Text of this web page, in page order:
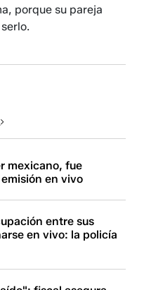
porque su pareja
mexicano, fue
en vivo
entre sus
en vivo: la policía